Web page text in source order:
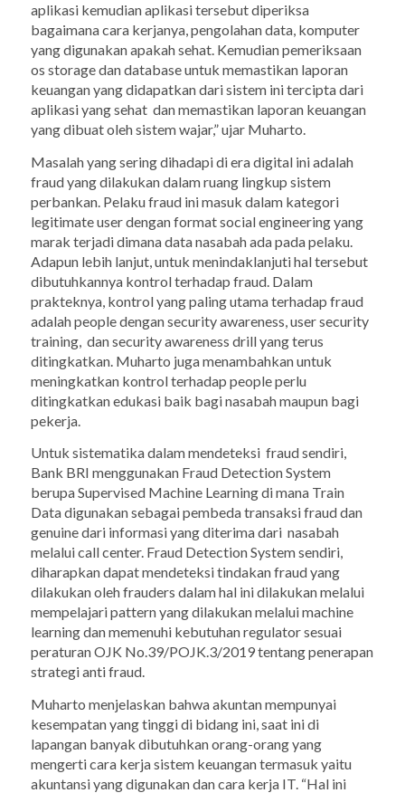
aplikasi kemudian aplikasi tersebut diperiksa
bagaimana cara kerjanya, pengolahan data, komputer
yang digunakan apakah sehat. Kemudian pemeriksaan
os storagedan database untuk memastikan laporan
keuangan yang didapatkan dari sistem ini tercipta dari
aplikasi yang sehat dan memastikan laporan keuangan
yang dibuat oleh sistem wajar,” ujar Muharto.
Masalah yang sering dihadapi di era digital ini adalah
fraudyang dilakukan dalam ruang lingkup sistem
perbankan. Pelakufraudini masuk dalam kategori
legitimate userdengan formatsocial engineeringyang
marak terjadi dimana data nasabah ada pada pelaku.
Adapun lebih lanjut, untuk menindaklanjuti hal tersebut
dibutuhkannya kontrol terhadap fraud. Dalam
prakteknya, kontrol yang paling utama terhadap fraud
adalahpeopledengansecurity awareness, user security
training, dansecurity awareness drillyang terus
ditingkatkan. Muharto juga menambahkan untuk
meningkatkan kontrol terhadap peopleperlu
ditingkatkan edukasi baik bagi nasabah maupun bagi
pekerja.
Untuk sistematika dalam mendeteksi fraud sendiri,
Bank BRI menggunakan Fraud Detection System
berupaSupervised Machine Learningdi mana Train
Datadigunakan sebagai pembeda transaksifrauddan
genuinedari informasi yang diterima dari nasabah
melaluicall center. Fraud Detection Systemsendiri,
diharapkan dapat mendeteksi tindakanfraudyang
dilakukan olehfrauders dalam hal ini dilakukan melalui
mempelajaripatternyang dilakukan melalui machine
learning dan memenuhi kebutuhan regulator sesuai
peraturan OJK No.39/POJK.3/2019 tentang penerapan
strategi anti fraud.
Muharto menjelaskan bahwa akuntan mempunyai
kesempatan yang tinggi di bidang ini, saat ini di
lapangan banyak dibutuhkan orang-orang yang
mengerti cara kerja sistem keuangan termasuk yaitu
akuntansi yang digunakan dan cara kerja IT. “Hal ini